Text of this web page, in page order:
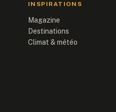
INSPIRATIONS
Magazine
Destinations
Climat & météo